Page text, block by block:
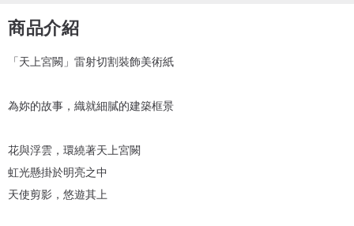
商品介紹
「天上宮闕」雷射切割裝飾美術紙
為妳的故事，織就細膩的建築框景
花與浮雲，環繞著天上宮闕
虹光懸掛於明亮之中
天使剪影，悠遊其上